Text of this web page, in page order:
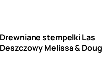
Drewniane stempelki Las
Deszczowy Melissa & Doug